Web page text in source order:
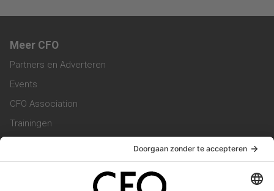
Meer CFO
Partners en Adverteren
Events
CFO Association
Trainingen
Vacatures
Service & Contact